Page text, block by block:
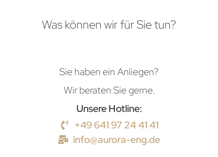
Was können wir für Sie tun?
Sie haben ein Anliegen?
Wir beraten Sie gerne.
Unsere Hotline:
+49 641 97 24 41 41
info@aurora-eng.de